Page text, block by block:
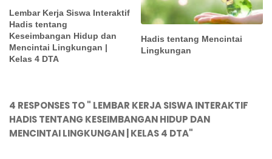
Lembar Kerja Siswa Interaktif
Hadis tentang
Keseimbangan Hidup dan
Mencintai Lingkungan |
Kelas 4 DTA
Hadis tentang Mencintai
Lingkungan
4 RESPONSES TO " LEMBAR KERJA SISWA INTERAKTIF
HADIS TENTANG KESEIMBANGAN HIDUP DAN
MENCINTAI LINGKUNGAN | KELAS 4 DTA"